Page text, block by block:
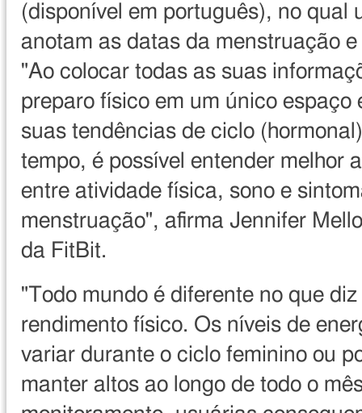
(disponível em português), no qual
anotam as datas da menstruação
"Ao colocar todas as suas
preparo físico em um único espaço
suas tendências de ciclo
tempo, é possível entender melhor
entre atividade física, sono e
menstruação", afirma Jennifer
da FitBit.
"Todo mundo é diferente no que
rendimento físico. Os níveis de
variar durante o ciclo feminino ou
manter altos ao longo de todo o